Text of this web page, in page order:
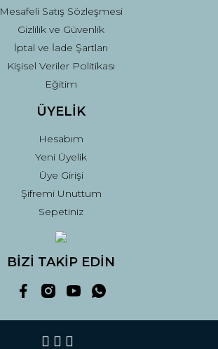
Mesafeli Satış Sözleşmesi
Gizlilik ve Güvenlik
İptal ve İade Şartları
Kişisel Veriler Politikası
Eğitim
ÜYELİK
Hesabım
Yeni Üyelik
Üye Girişi
Şifremi Unuttum
Sepetiniz
BİZİ TAKİP EDİN